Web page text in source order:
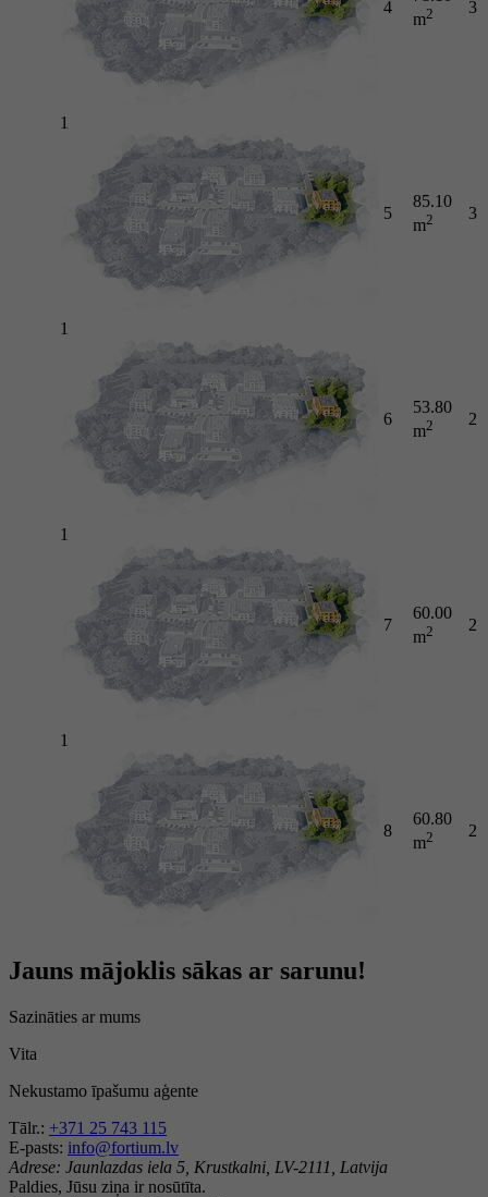
4
m2 3
1
5
85.10
m2 3
1
6
53.80
m2 2
1
7
60.00
m2 2
1
8
60.80
m2 2
Jauns mājoklis sākas ar sarunu!
Sazināties ar mums
Vita
Nekustamo īpašumu aģente
Tālr.: +371 25 743 115
E-pasts: info@fortium.lv
Adrese: Jaunlazdas iela 5, Krustkalni, LV-2111, Latvija
Paldies, Jūsu ziņa ir nosūtīta.